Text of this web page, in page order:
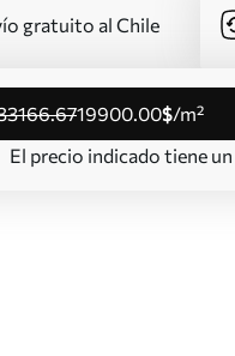
gratuito al Chile
.6719900.00$/m²
El precio indicado tiene un